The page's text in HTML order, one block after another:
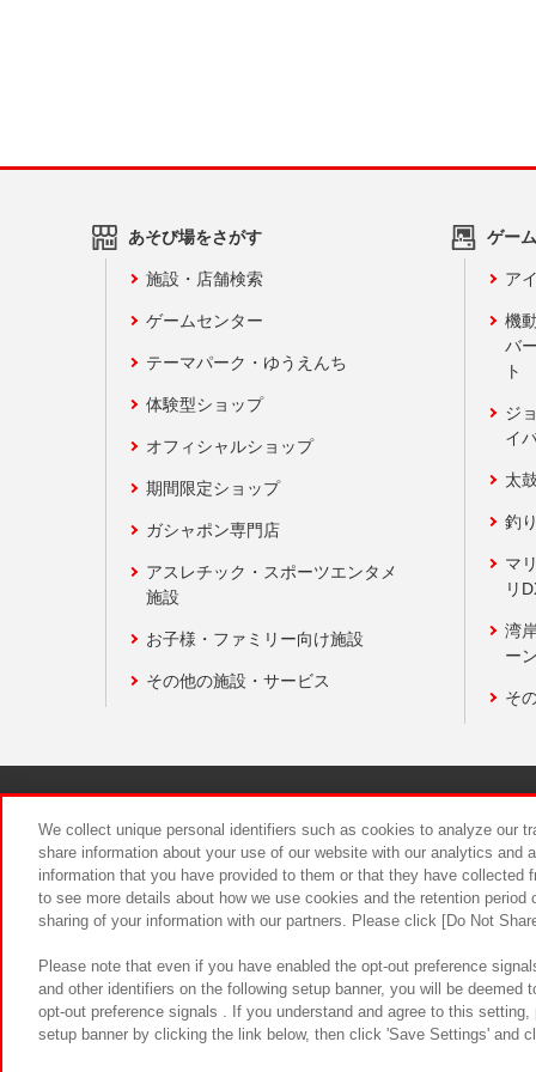
あそび場をさがす
施設・店舗検索
ゲームセンター
テーマパーク・ゆうえんち
体験型ショップ
オフィシャルショップ
期間限定ショップ
ガシャポン専門店
アスレチック・スポーツエンタメ
施設
お子様・ファミリー向け施設
その他の施設・サービス
ゲー
ア
機
バ
ト
ジ
イ
太
釣
マ
リ
湾
ー
そ
食品のご
We collect unique personal identifiers such as cookies to analyze our
share information about your use of our website with our analytics and
information that you have provided to them or that they have
to see more details about how we use cookies and the retention
sharing of your information with our partners. Please click [Do Not
Please note that even if you have enabled the opt-out preference
and other identifiers on the following setup banner, you will be
opt-out preference signals . If you understand and agree to this
setup banner by clicking the link below, then click 'Save Settings' and